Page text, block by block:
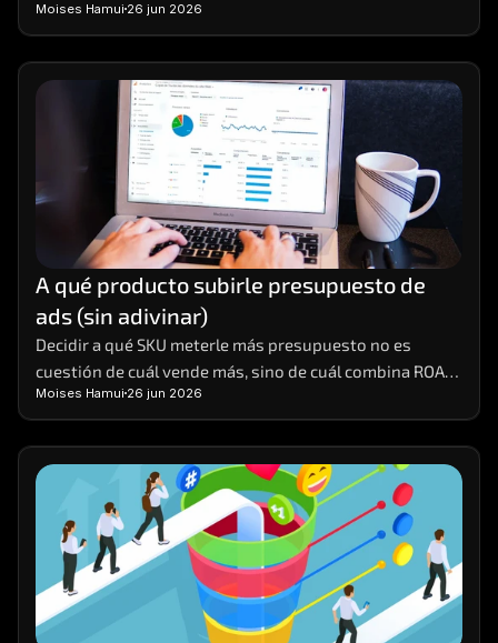
MHA Academy
limitación y cómo conservar tu data completa.
Moises Hamui 26 jun 2026
A qué producto subirle presupuesto de
ads (sin adivinar)
Decidir a qué SKU meterle más presupuesto no es
cuestión de cuál vende más, sino de cuál combina ROAS
real, margen y stock para escalar sin tronar.
Moises Hamui 26 jun 2026